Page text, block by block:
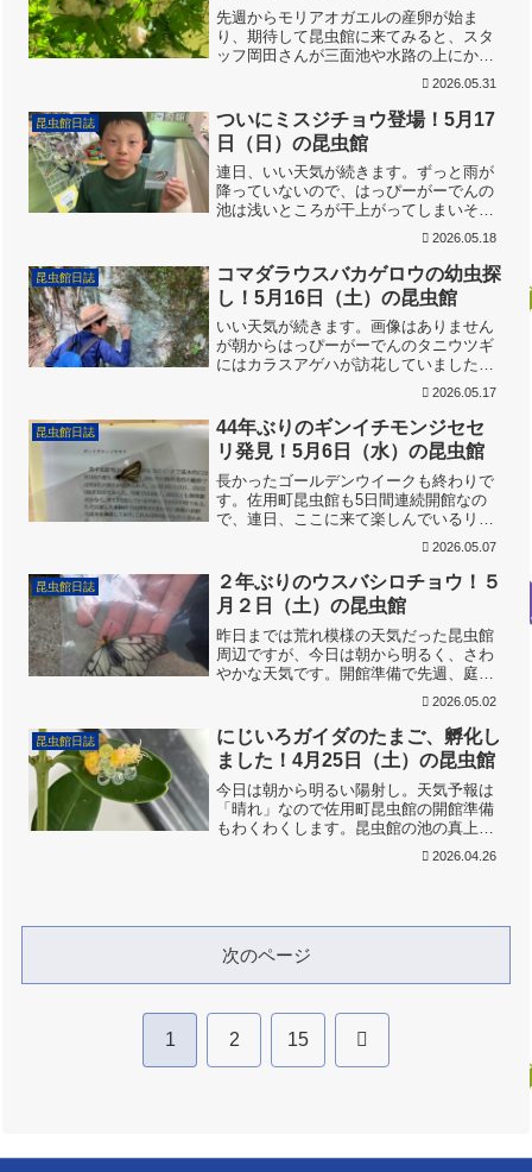
先週からモリアオガエルの産卵が始ま
り、期待して昆虫館に来てみると、スタ
ッフ岡田さんが三面池や水路の上にかぶ
さる木にたくさんの卵塊を確認してくれ
ました。下から見上げるとこんな感じで
す。（下から見上げたモリアオガエルの
卵塊）三面池は一か所に集中...
2026.05.31
昆虫館日誌
ついにミスジチョウ登場！5月17
日（日）の昆虫館
連日、いい天気が続きます。ずっと雨が
降っていないので、はっぴーがーでんの
池は浅いところが干上がってしまいそ
う。オタマジャクシが心配です。今日も
三面池でシュレーゲルアオガエルの鳴き
声が聞こえます。運よくすぐに見つかり
ました。モリアオガエルも壁...
2026.05.18
昆虫館日誌
コマダラウスバカゲロウの幼虫探
し！5月16日（土）の昆虫館
いい天気が続きます。画像はありません
が朝からはっぴーがーでんのタニウツギ
にはカラスアゲハが訪花していました。
ハ、モンキアゲハ、オナガアゲハなども
目撃。春型のアゲハは全て登場しまし
た。今日も開館と共にご家族連...
2026.05.17
昆虫館日誌
44年ぶりのギンイチモンジセセ
リ発見！5月6日（水）の昆虫館
長かったゴールデンウイークも終わりで
す。佐用町昆虫館も5日間連続開館なの
で、連日、ここに来て楽しんでいるリピ
それぞれ、好きな生き物がいるので、自
分で探して見つけるのがとても楽しそう
です。開館と同時にはっぴ...
2026.05.07
昆虫館日誌
２年ぶりのウスバシロチョウ！５
月２日（土）の昆虫館
昨日までは荒れ模様の天気だった昆虫館
周辺ですが、今日は朝から明るく、さわ
やかな天気です。開館準備で先週、庭で
を見てみると、ちょうど蛹化のため脱皮
をしていました。つるつるの緑色地に金
色の模様がある美しいサナ...
2026.05.02
昆虫館日誌
にじいろガイダのたまご、孵化し
ました！4月25日（土）の昆虫館
今日は朝から明るい陽射し。天気予報は
「晴れ」なので佐用町昆虫館の開館準備
もわくわくします。昆虫館の池の真上に
で伐採してもらいました。少し明るい庭
2026.04.26
次のページ
1 2 15 次